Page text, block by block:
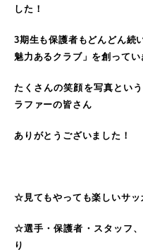
した！
3期生も保護者もどんどん続
魅力あるクラブ」を創ってい
たくさんの笑顔を写真とい
ラファーの皆さん
ありがとうございました！
☆見てもやっても楽しいサッ
☆選手・保護者・スタッフ
り